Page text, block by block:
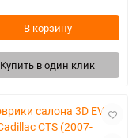
В корзину
Купить в один клик